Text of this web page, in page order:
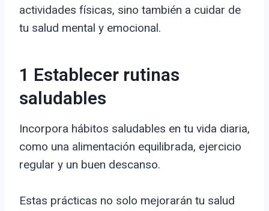
actividades físicas, sino también a cuidar de
tu salud mental y emocional.
1 Establecer rutinas
saludables
Incorpora hábitos saludables en tu vida diaria,
como una alimentación equilibrada, ejercicio
regular y un buen descanso.
Estas prácticas no solo mejorarán tu salud